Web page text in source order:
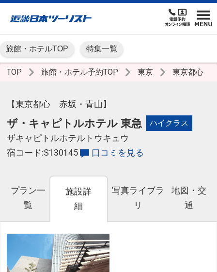
旅館・ホテルTOP 特集一覧
TOP 旅館・ホテル予約TOP 東京 東京都心
【東京都心 赤坂・青山】
ザ・キャピトルホテル 東急 ハイクラス
ザキャピトルホテルトウキュウ
宿コード:S130145
口コミを見る
プラン一
覧
施設詳
細
写真ライブラ
リ
地図・交
通